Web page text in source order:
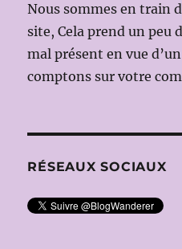
Nous sommes en train
site, Cela prend un peu
mal présent en vue
comptons sur votre
RÉSEAUX SOCIAUX